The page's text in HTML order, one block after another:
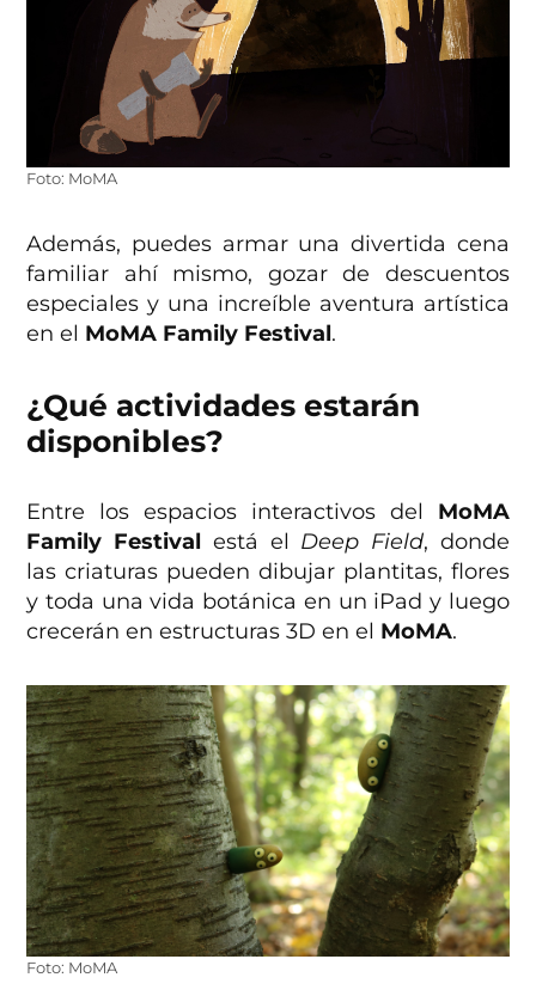
Foto: MoMA
Además, puedes armar una divertida cena
familiar ahí mismo, gozar de descuentos
especiales y una increíble aventura artística
en el MoMA Family Festival.
¿Qué actividades estarán
disponibles?
Entre los espacios interactivos del MoMA
Family Festival está el Deep Field, donde
las criaturas pueden dibujar plantitas, flores
y toda una vida botánica en un iPad y luego
crecerán en estructuras 3D en el MoMA.
Foto: MoMA